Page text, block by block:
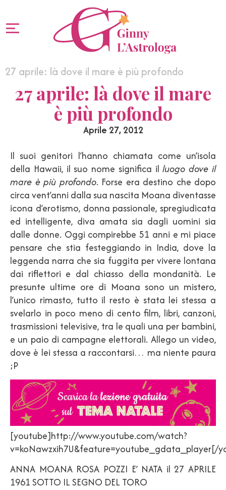
27 aprile: là dove il mare è più profondo
27 aprile: là dove il mare
è più profondo
Aprile 27, 2012
Il suoi genitori l’hanno chiamata come un’isola
della Hawaii, il suo nome significa il luogo dove il
mare è più profondo. Forse era destino che dopo
circa vent’anni dalla sua nascita Moana diventasse
icona d’erotismo, donna passionale, spregiudicata
ed intelligente, diva amata sia dagli uomini sia
dalle donne. Oggi compirebbe 51 anni e mi piace
pensare che stia festeggiando in India, dove la
leggenda narra che sia fuggita per vivere lontana
dai riflettori e dal chiasso della mondanità. Le
presunte ultime ore di Moana sono un mistero,
l’unico rimasto, tutto il resto è stata lei stessa a
svelarlo in poco meno di cento film, libri, canzoni,
trasmissioni televisive, tra le quali una per bambini,
e un paio di campagne elettorali. Allego un video,
dove è lei stessa a raccontarsi… ma niente paura
;P
[youtube]http://www.youtube.com/watch?
v=koNawzxih7U&feature=youtube_gdata_player[/
ANNA MOANA ROSA POZZI E’ NATA il 27 APRILE
1961 SOTTO IL SEGNO DEL TORO